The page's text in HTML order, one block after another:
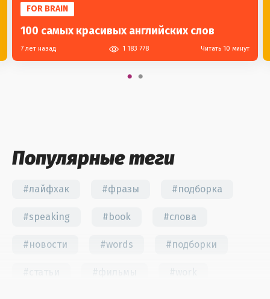
FOR BRAIN
100 самых красивых английских слов
7 лет назад 1 183 778 Читать 10 минут
Популярные теги
#лайфхак #фразы #подборка
#speaking #book #слова
#новости #words #подборки